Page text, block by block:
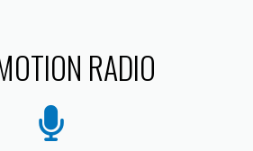
RADIO